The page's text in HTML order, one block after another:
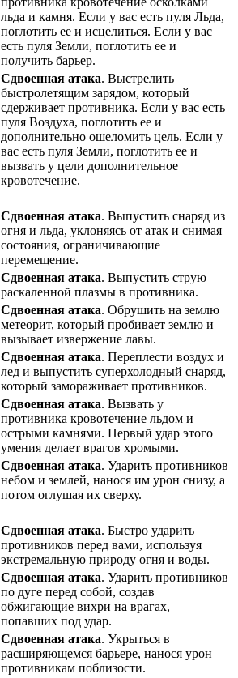
льда и камня. Если у вас есть пуля Льда,
поглотить ее и исцелиться. Если у вас
есть пуля Земли, поглотить ее и
получить барьер.
Сдвоенная атака. Выстрелить
быстролетящим зарядом, который
сдерживает противника. Если у вас есть
пуля Воздуха, поглотить ее и
дополнительно ошеломить цель. Если у
вас есть пуля Земли, поглотить ее и
вызвать у цели дополнительное
кровотечение.
Сдвоенная атака. Выпустить снаряд из
огня и льда, уклоняясь от атак и снимая
состояния, ограничивающие
перемещение.
Сдвоенная атака. Выпустить струю
раскаленной плазмы в противника.
Сдвоенная атака. Обрушить на землю
метеорит, который пробивает землю и
вызывает извержение лавы.
Сдвоенная атака. Переплести воздух и
лед и выпустить суперхолодный снаряд,
который замораживает противников.
Сдвоенная атака. Вызвать у
противника кровотечение льдом и
острыми камнями. Первый удар этого
умения делает врагов хромыми.
Сдвоенная атака. Ударить противников
небом и землей, нанося им урон снизу, а
потом оглушая их сверху.
Сдвоенная атака. Быстро ударить
противников перед вами, используя
экстремальную природу огня и воды.
Сдвоенная атака. Ударить противников
по дуге перед собой, создав
обжигающие вихри на врагах,
попавших под удар.
Сдвоенная атака. Укрыться в
расширяющемся барьере, нанося урон
противникам поблизости.